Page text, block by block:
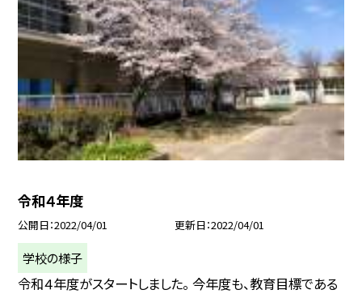
令和４年度
公開日 2022/04/01 更新日 2022/04/01
学校の様子
令和４年度がスタートしました。 今年度も、教育目標である